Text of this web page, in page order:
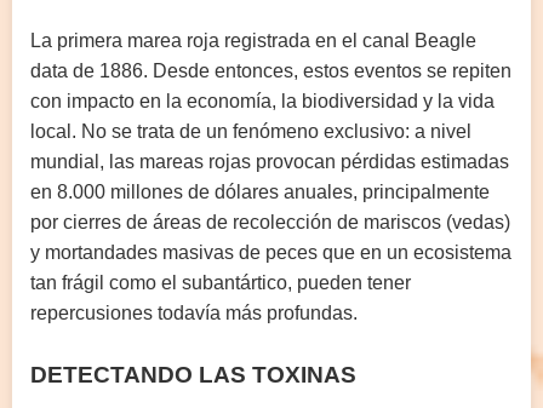
La primera marea roja registrada en el canal Beagle
data de 1886. Desde entonces, estos eventos se repiten
con impacto en la economía, la biodiversidad y la vida
local. No se trata de un fenómeno exclusivo: a nivel
mundial, las mareas rojas provocan pérdidas estimadas
en 8.000 millones de dólares anuales, principalmente
por cierres de áreas de recolección de mariscos (vedas)
y mortandades masivas de peces que en un ecosistema
tan frágil como el subantártico, pueden tener
repercusiones todavía más profundas.
DETECTANDO LAS TOXINAS